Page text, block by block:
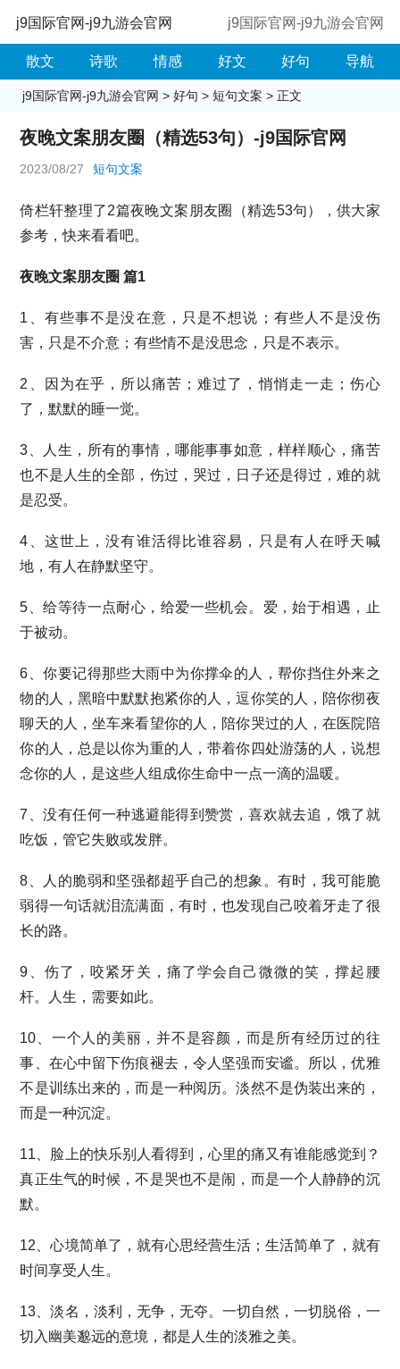
j9国际官网-j9九游会官网 j9国际官网-j9九游会官网
散文 诗歌 情感 好文 好句 导航
j9国际官网-j9九游会官网 > 好句 > 短句文案 > 正文
夜晚文案朋友圈（精选53句）-j9国际官网
2023/08/27 短句文案
倚栏轩整理了2篇夜晚文案朋友圈（精选53句），供大家
参考，快来看看吧。
夜晚文案朋友圈 篇1
1、有些事不是没在意，只是不想说；有些人不是没伤
害，只是不介意；有些情不是没思念，只是不表示。
2、因为在乎，所以痛苦；难过了，悄悄走一走；伤心
了，默默的睡一觉。
3、人生，所有的事情，哪能事事如意，样样顺心，痛苦
也不是人生的全部，伤过，哭过，日子还是得过，难的就
是忍受。
4、这世上，没有谁活得比谁容易，只是有人在呼天喊
地，有人在静默坚守。
5、给等待一点耐心，给爱一些机会。爱，始于相遇，止
于被动。
6、你要记得那些大雨中为你撑伞的人，帮你挡住外来之
物的人，黑暗中默默抱紧你的人，逗你笑的人，陪你彻夜
聊天的人，坐车来看望你的人，陪你哭过的人，在医院陪
你的人，总是以你为重的人，带着你四处游荡的人，说想
念你的人，是这些人组成你生命中一点一滴的温暖。
7、没有任何一种逃避能得到赞赏，喜欢就去追，饿了就
吃饭，管它失败或发胖。
8、人的脆弱和坚强都超乎自己的想象。有时，我可能脆
弱得一句话就泪流满面，有时，也发现自己咬着牙走了很
长的路。
9、伤了，咬紧牙关，痛了学会自己微微的笑，撑起腰
杆。人生，需要如此。
10、一个人的美丽，并不是容颜，而是所有经历过的往
事、在心中留下伤痕褪去，令人坚强而安谧。所以，优雅
不是训练出来的，而是一种阅历。淡然不是伪装出来的，
而是一种沉淀。
11、脸上的快乐别人看得到，心里的痛又有谁能感觉到？
真正生气的时候，不是哭也不是闹，而是一个人静静的沉
默。
12、心境简单了，就有心思经营生活；生活简单了，就有
时间享受人生。
13、淡名，淡利，无争，无夺。一切自然，一切脱俗，一
切入幽美邈远的意境，都是人生的淡雅之美。